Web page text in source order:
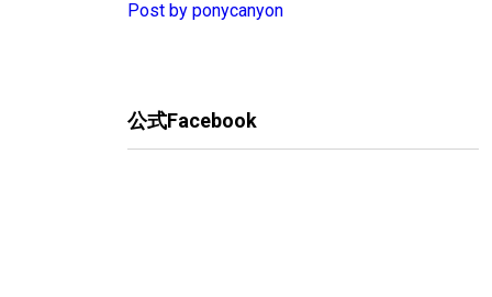
Post by ponycanyon
公式Facebook